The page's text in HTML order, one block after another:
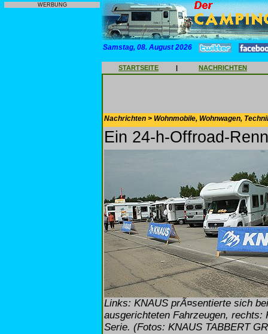
WERBUNG
Samstag, 08. August 2026
STARTSEITE | NACHRICHTEN
Nachrichten > Wohnmobile, Wohnwagen,
Ein 24-h-Offroad-
Links: KNAUS prÃ¤sentierte sich
ausgerichteten Fahrzeugen,
Serie. (Fotos: KNAUS TABBERT